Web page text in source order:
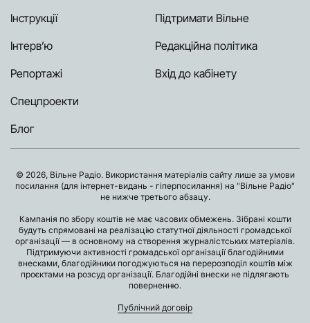
Інструкції
Інтерв’ю
Репортажі
Спецпроекти
Блог
Підтримати Вільне
Редакційна політика
Вхід до кабінету
© 2026, Вільне Радіо. Використання матеріалів сайту лише за умови
посилання (для інтернет-видань - гіперпосилання) на "Вільне Радіо"
не нижче третього абзацу.
Кампанія по збору коштів не має часових обмежень. Зібрані кошти
будуть спрямовані на реалізацію статутної діяльності громадської
організації — в основному на створення журналістських матеріалів.
Підтримуючи активності громадської організації благодійними
внесками, благодійники погоджуються на перерозподіл коштів між
проєктами на розсуд організації. Благодійні внески не підлягають
поверненню.
Публічний договір